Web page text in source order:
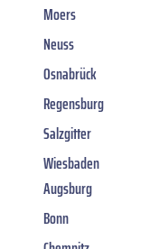
Moers
Neuss
Osnabrück
Regensburg
Salzgitter
Wiesbaden
Augsburg
Bonn